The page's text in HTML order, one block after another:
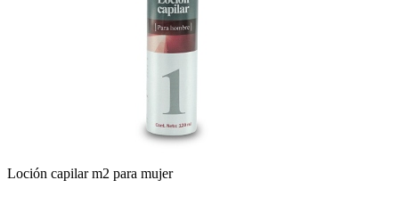
Loción capilar m2 para mujer